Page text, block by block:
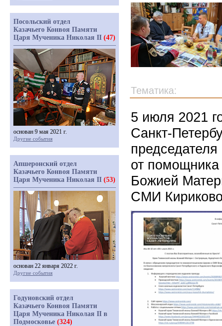
Тематика:
5 июля 2021
Санкт-
от помощника
Божией
СМИ
Посольский отдел
Казачьего Конвоя Памяти
Царя Мученика Николая II (47)
основан 9 мая 2021 г.
Другие события
Апшеронский отдел
Казачьего Конвоя Памяти
Царя Мученика Николая II (53)
основан 22 января 2022 г.
Другие события
Годуновский отдел
Казачьего Конвоя Памяти
Царя Мученика Николая II в
Подмосковье (324)